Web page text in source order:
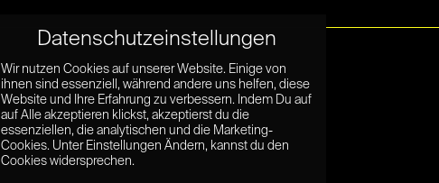
Datenschutzeinstellungen
Wir nutzen Cookies auf unserer Website. Einige von
ihnen sind essenziell, während andere uns helfen, diese
Website und Ihre Erfahrung zu verbessern. Indem Du auf
auf Alle akzeptieren klickst, akzeptierst du die
essenziellen, die analytischen und die Marketing-
Cookies. Unter Einstellungen Ändern, kannst du den
Cookies widersprechen.